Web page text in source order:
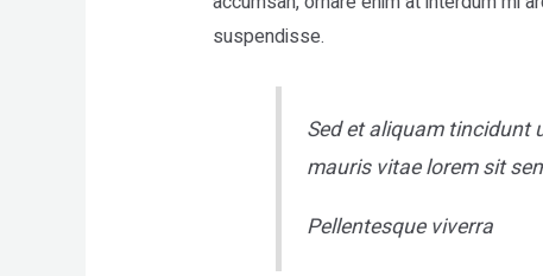
suspendisse.
Sed et aliquam tincidunt
mauris vitae lorem sit
Pellentesque viverra